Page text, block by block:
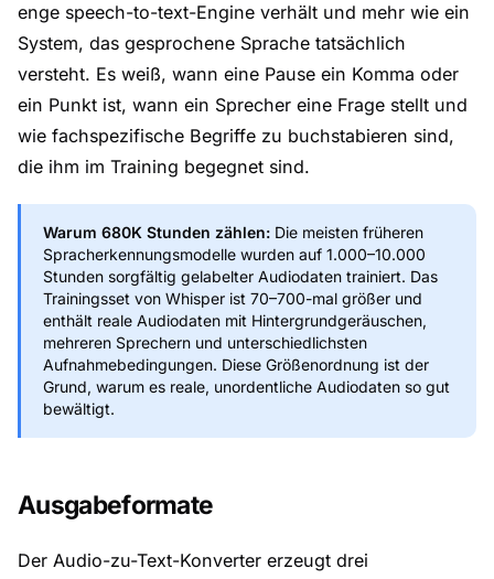
enge speech-to-text-Engine verhält und mehr wie ein
System, das gesprochene Sprache tatsächlich
versteht. Es weiß, wann eine Pause ein Komma oder
ein Punkt ist, wann ein Sprecher eine Frage stellt und
wie fachspezifische Begriffe zu buchstabieren sind,
die ihm im Training begegnet sind.
Warum 680K Stunden zählen: Die meisten früheren
Spracherkennungsmodelle wurden auf 1.000–10.000
Stunden sorgfältig gelabelter Audiodaten trainiert. Das
Trainingsset von Whisper ist 70–700-mal größer und
enthält reale Audiodaten mit Hintergrundgeräuschen,
mehreren Sprechern und unterschiedlichsten
Aufnahmebedingungen. Diese Größenordnung ist der
Grund, warum es reale, unordentliche Audiodaten so gut
bewältigt.
Ausgabeformate
Der Audio-zu-Text-Konverter erzeugt drei